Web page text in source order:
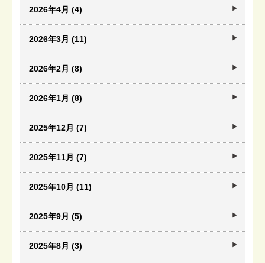
2026年4月 (4)
2026年3月 (11)
2026年2月 (8)
2026年1月 (8)
2025年12月 (7)
2025年11月 (7)
2025年10月 (11)
2025年9月 (5)
2025年8月 (3)